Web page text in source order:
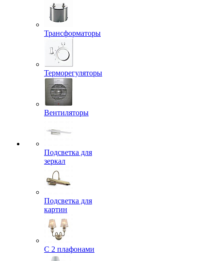
Трансформаторы
Терморегуляторы
Вентиляторы
Подсветка для
зеркал
Подсветка для
картин
С 2 плафонами